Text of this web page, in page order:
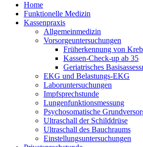
Home
Funktionelle Medizin
Kassenpraxis
Allgemeinmedizin
Vorsorgeuntersuchungen
Früherkennung von
Kassen-Check-up ab 35
Geriatrisches
EKG und Belastungs-EKG
Laboruntersuchungen
Impfsprechstunde
Lungenfunktionsmessung
Psychosomatische
Ultraschall der Schilddrüse
Ultraschall des Bauchraums
Einstellungsuntersuchungen